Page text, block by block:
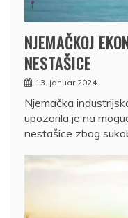
NJEMAČKOJ
NESTAŠICE
13. januar 2024.
Njemačka
upozorila je na
nestašice zbog